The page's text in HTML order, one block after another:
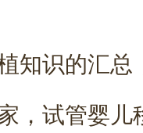
识的汇总
试管婴儿